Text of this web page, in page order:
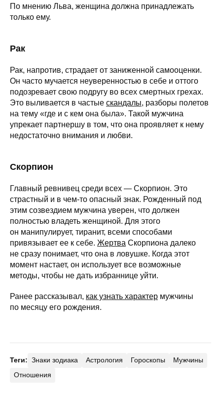
По мнению Льва, женщина должна принадлежать
только ему.
Рак
Рак, напротив, страдает от заниженной самооценки.
Он часто мучается неуверенностью в себе и оттого
подозревает свою подругу во всех смертных грехах.
Это выливается в частые скандалы, разборы полетов
на тему «где и с кем она была». Такой мужчина
упрекает партнершу в том, что она проявляет к нему
недостаточно внимания и любви.
Скорпион
Главный ревнивец среди всех — Скорпион. Это
страстный и в чем-то опасный знак. Рожденный под
этим созвездием мужчина уверен, что должен
полностью владеть женщиной. Для этого
он манипулирует, тиранит, всеми способами
привязывает ее к себе. Жертва Скорпиона далеко
не сразу понимает, что она в ловушке. Когда этот
момент настает, он использует все возможные
методы, чтобы не дать избраннице уйти.
Ранее рассказывал, как узнать характер мужчины
по месяцу его рождения.
Теги: Знаки зодиака Астрология Гороскопы
Мужчины
Отношения